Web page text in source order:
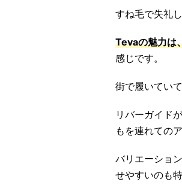
すね毛で失礼
Tevaの魅力は
感じです。
街で履いてい
リバーガイド
もを連れての
バリエーショ
せやすいのも特